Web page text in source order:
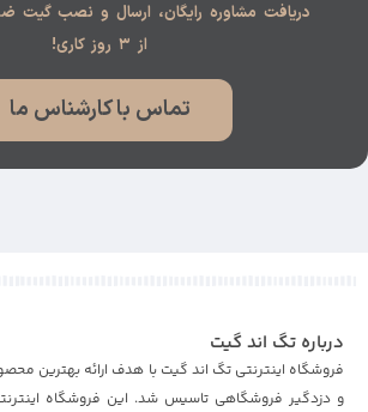
دریافت مشاوره رایگان، ارسال و نصب گیت
از ۳ روز کاری!
تماس با کارشناس ما
درباره تگ اند گیت
فروشگاه اینترنتی تگ اند گیت با هدف ارائه بهترین
و دزدگیر فروشگاهی تاسیس شد. این فروشگاه